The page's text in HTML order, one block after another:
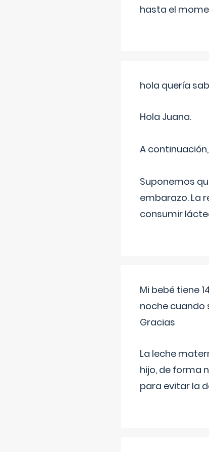
hasta el
hola quería
Hola Juana.
A
Suponemos
embarazo. La
consumir
Mi bebé tiene
noche cuando
Gracias
La leche
hijo, de forma
para evitar la